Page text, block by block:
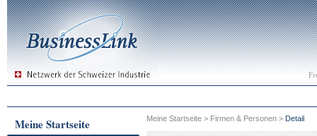
Meine Startseite
Meine Startseite > Firmen & Personen > Detail